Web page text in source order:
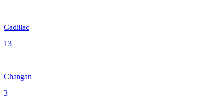
Cadillac
13
Changan
3